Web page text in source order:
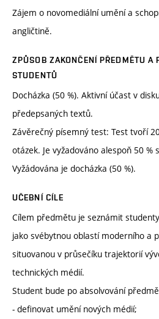
Zájem o novomediální umění a
angličtině.
ZPŮSOB ZAKONČENÍ PŘEDMĚTU A
STUDENTŮ
Docházka (50 %). Aktivní účast v
předepsaných textů.
Závěrečný písemný test: Test tvoří
otázek. Je vyžadováno alespoň 50 %
Vyžádována je docházka (50 %).
UČEBNÍ CÍLE
Cílem předmětu je seznámit
jako svébytnou oblastí moderního a
situovanou v průsečíku trajektorií
technických médií.
Student bude po absolvování
- definovat umění nových médií;